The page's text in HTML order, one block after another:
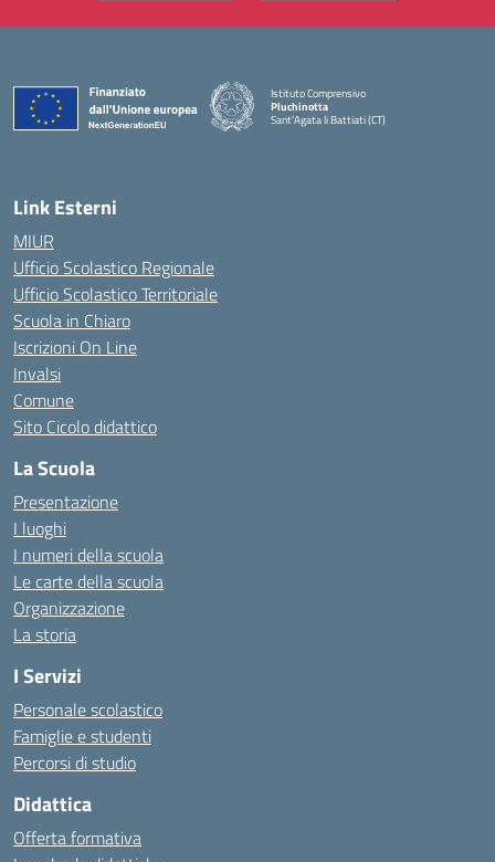
Istituto Comprensivo
Pluchinotta
Sant'Agata li Battiati (CT)
— Visita la pagina iniziale della scuola
Link Esterni
MIUR
Ufficio Scolastico Regionale
Ufficio Scolastico Territoriale
Scuola in Chiaro
Iscrizioni On Line
Invalsi
Comune
Sito Cicolo didattico
La Scuola
Presentazione
I luoghi
I numeri della scuola
Le carte della scuola
Organizzazione
La storia
I Servizi
Personale scolastico
Famiglie e studenti
Percorsi di studio
Didattica
Offerta formativa